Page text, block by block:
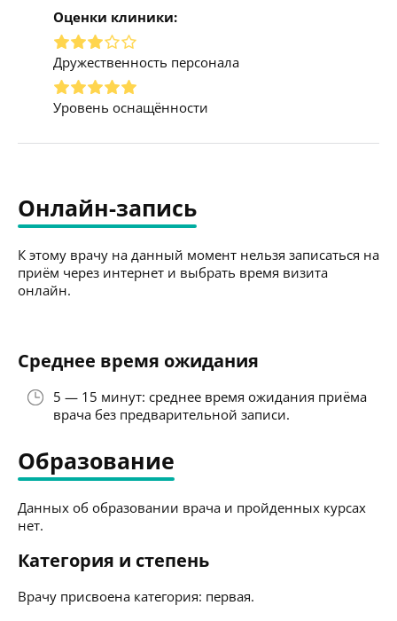
Оценки клиники:
Дружественность персонала
Уровень оснащённости
Онлайн-запись
К этому врачу на данный момент нельзя записаться на
приём через интернет и выбрать время визита
онлайн.
Среднее время ожидания
5 — 15 минут: среднее время ожидания приёма
врача без предварительной записи.
Образование
Данных об образовании врача и пройденных курсах
нет.
Категория и степень
Врачу присвоена категория: первая.